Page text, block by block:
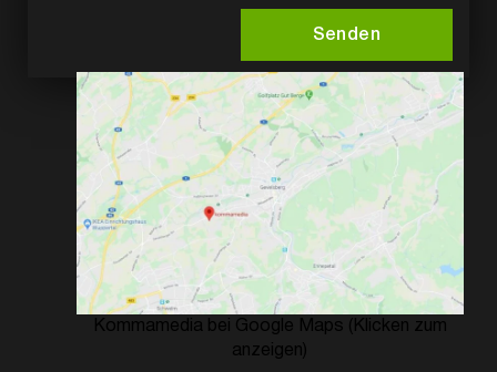
Senden
Kommamedia bei Google Maps (Klicken zum
anzeigen)